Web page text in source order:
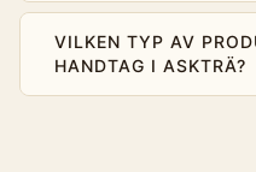
VILKEN TYP AV
HANDTAG I ASKTRÄ?